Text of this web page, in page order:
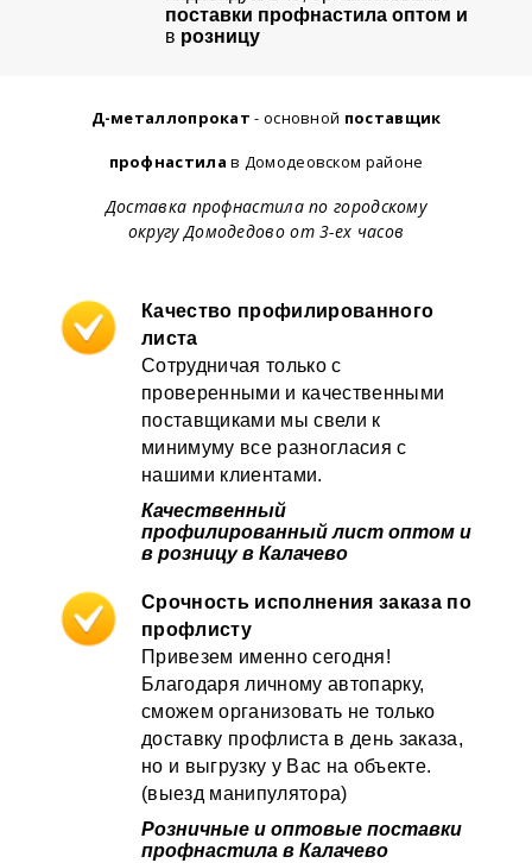
поставки профнастила оптом и
в розницу
Д-металлопрокат- основной поставщик
профнастила в Домодеовском районе
Доставка профнастила по городскому
округу Домодедово от 3-ех часов
Качество профилированного
листа
Сотрудничая только с
проверенными и качественными
поставщиками мы свели к
минимуму все разногласия с
нашими клиентами.
Качественный
профилированный лист оптом и
в розницу в Калачево
Срочность исполнения заказа по
профлисту
Привезем именно сегодня!
Благодаря личному автопарку,
сможем организовать не только
доставку профлиста в день заказа,
но и выгрузку у Вас на объекте.
(выезд манипулятора)
Розничные и оптовые поставки
профнастила в Калачево